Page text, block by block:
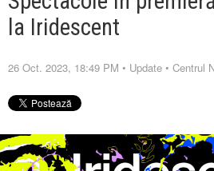
la Iridescent
26 Oct. 2023, 18:49 PM • Update • Centrul